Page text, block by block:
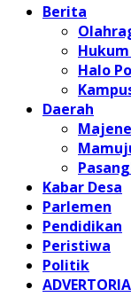
Home
Berita
Halo
Daerah
Majene
Kabar Desa
Parlemen
Pendidikan
Peristiwa
Politik